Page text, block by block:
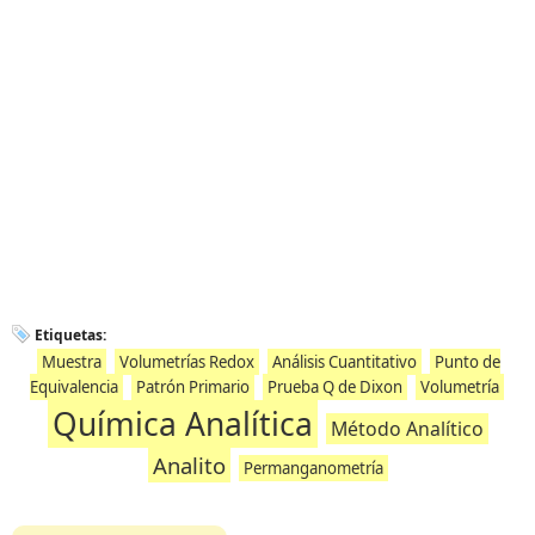
Etiquetas:
Muestra Volumetrías Redox Análisis Cuantitativo
Punto de
Equivalencia
Patrón Primario Prueba Q de Dixon Volumetría
Química Analítica Método Analítico
Analito Permanganometría